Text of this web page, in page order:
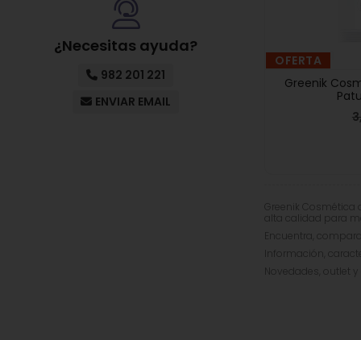
Greenik
alta calidad para
Encuentra,
Información,
Novedades, outlet
OFERTA
Greenik
¿Necesitas ayuda?
982 201 221
ENVIAR EMAIL